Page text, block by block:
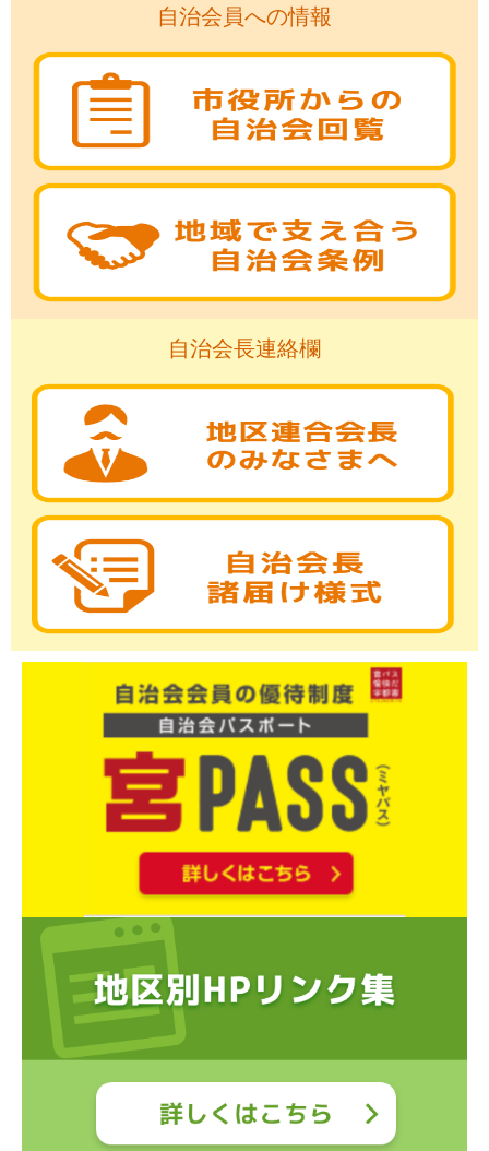
自治会員への情報
自治会長連絡欄